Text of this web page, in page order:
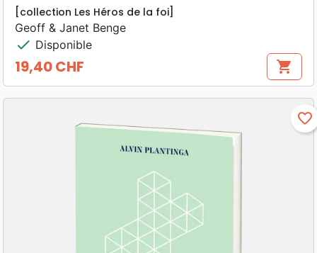
[collection Les Héros de la foi]
Geoff & Janet Benge
check Disponible
Prix
19,40 CHF shopping_cart
favorite_border